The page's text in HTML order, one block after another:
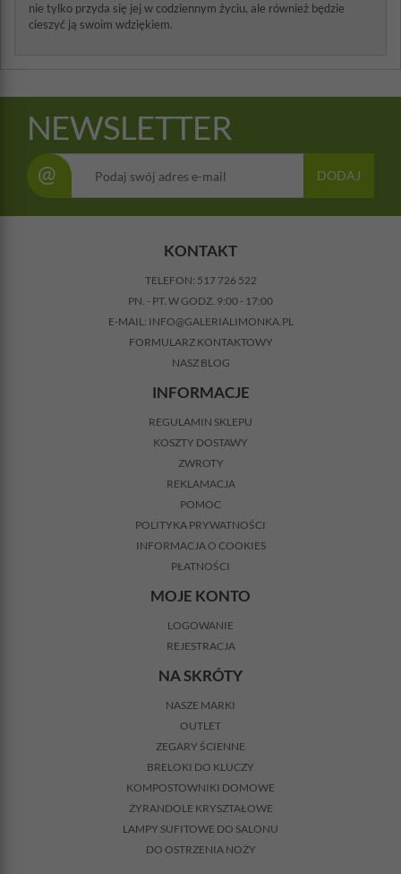
nie tylko przyda się jej w codziennym życiu, ale również będzie
cieszyć ją swoim wdziękiem.
NEWSLETTER
@ DODAJ
KONTAKT
TELEFON: 517 726 522
PN. - PT. W GODZ. 9:00 - 17:00
E-MAIL: INFO@GALERIALIMONKA.PL
FORMULARZ KONTAKTOWY
NASZ BLOG
INFORMACJE
REGULAMIN SKLEPU
KOSZTY DOSTAWY
ZWROTY
REKLAMACJA
POMOC
POLITYKA PRYWATNOŚCI
INFORMACJA O COOKIES
PŁATNOŚCI
MOJE KONTO
LOGOWANIE
REJESTRACJA
NA SKRÓTY
NASZE MARKI
OUTLET
ZEGARY ŚCIENNE
BRELOKI DO KLUCZY
KOMPOSTOWNIKI DOMOWE
ŻYRANDOLE KRYSZTAŁOWE
LAMPY SUFITOWE DO SALONU
DO OSTRZENIA NOŻY